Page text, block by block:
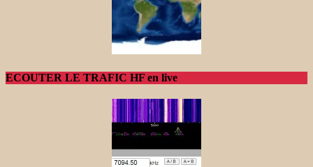
ECOUTER LE TRAFIC HF en live